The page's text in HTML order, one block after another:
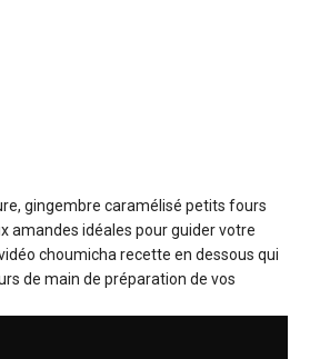
gingembre caramélisé petits fours
amandes idéales pour guider votre
choumicha recette en dessous qui
de main de préparation de vos